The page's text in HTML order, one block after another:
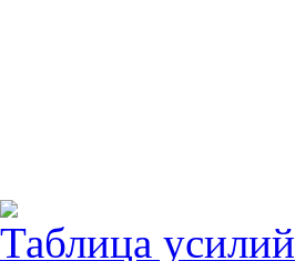
Таблица усилий